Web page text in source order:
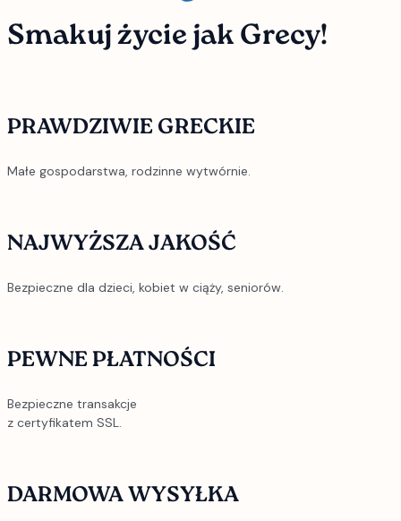
Smakujżyciejak Grecy!
PRAWDZIWIE GRECKIE
Małe gospodarstwa, rodzinne wytwórnie.
NAJWYŻSZA JAKOŚĆ
Bezpieczne dla dzieci, kobiet w ciąży, seniorów.
PEWNE PŁATNOŚCI
Bezpieczne transakcje
z certyfikatem SSL.
DARMOWA WYSYŁKA